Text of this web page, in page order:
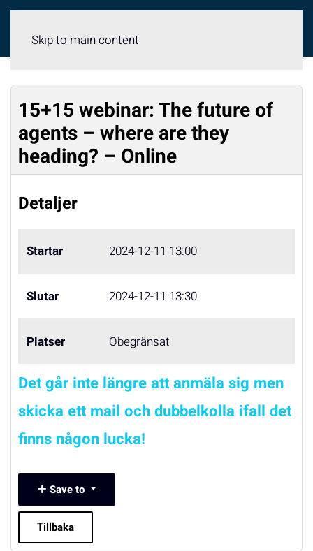
Skip to main content
15+15 webinar: The future of
agents – where are they
heading? – Online
Detaljer
Startar 2024-12-11 13:00
Slutar 2024-12-11 13:30
Platser Obegränsat
Det går inte längre att anmäla sig men
skicka ett mail och dubbelkolla ifall det
finns någon lucka!
Save to
Tillbaka